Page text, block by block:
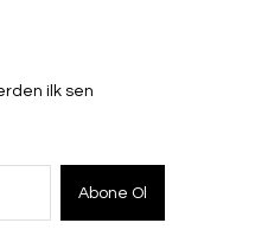
ilk sen
Abone Ol